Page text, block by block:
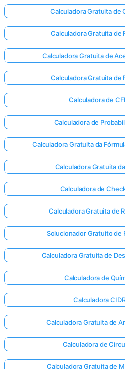
Calculadora Gratuita de
Calculadora Gratuita de
Calculadora Gratuita de
Calculadora Gratuita de
Calculadora de
Calculadora de
Calculadora Gratuita da
Calculadora Gratuita
Calculadora de
Calculadora Gratuita de
Solucionador Gratuito de
Calculadora Gratuita de
Calculadora de
Calculadora
Calculadora Gratuita de
Calculadora de
Calculadora Gratuita de